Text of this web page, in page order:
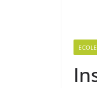
ECOLE